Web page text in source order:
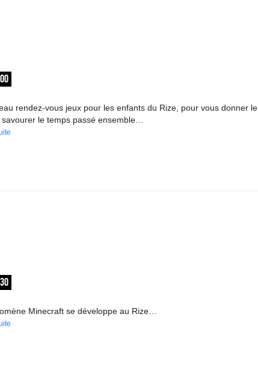
rendez-vous jeux pour les enfants du Rize, pour vous donner le
le temps passé ensemble…
Minecraft se développe au Rize…